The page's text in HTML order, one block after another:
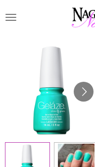
direct
hoofdinhoud